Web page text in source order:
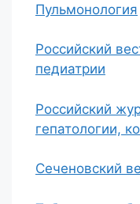
Пульмонология
Российский
педиатрии
Российский
гепатологии,
Сеченовский